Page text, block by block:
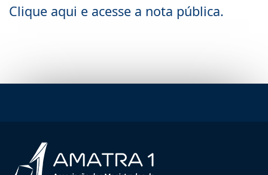
Clique aqui e acesse a nota pública.